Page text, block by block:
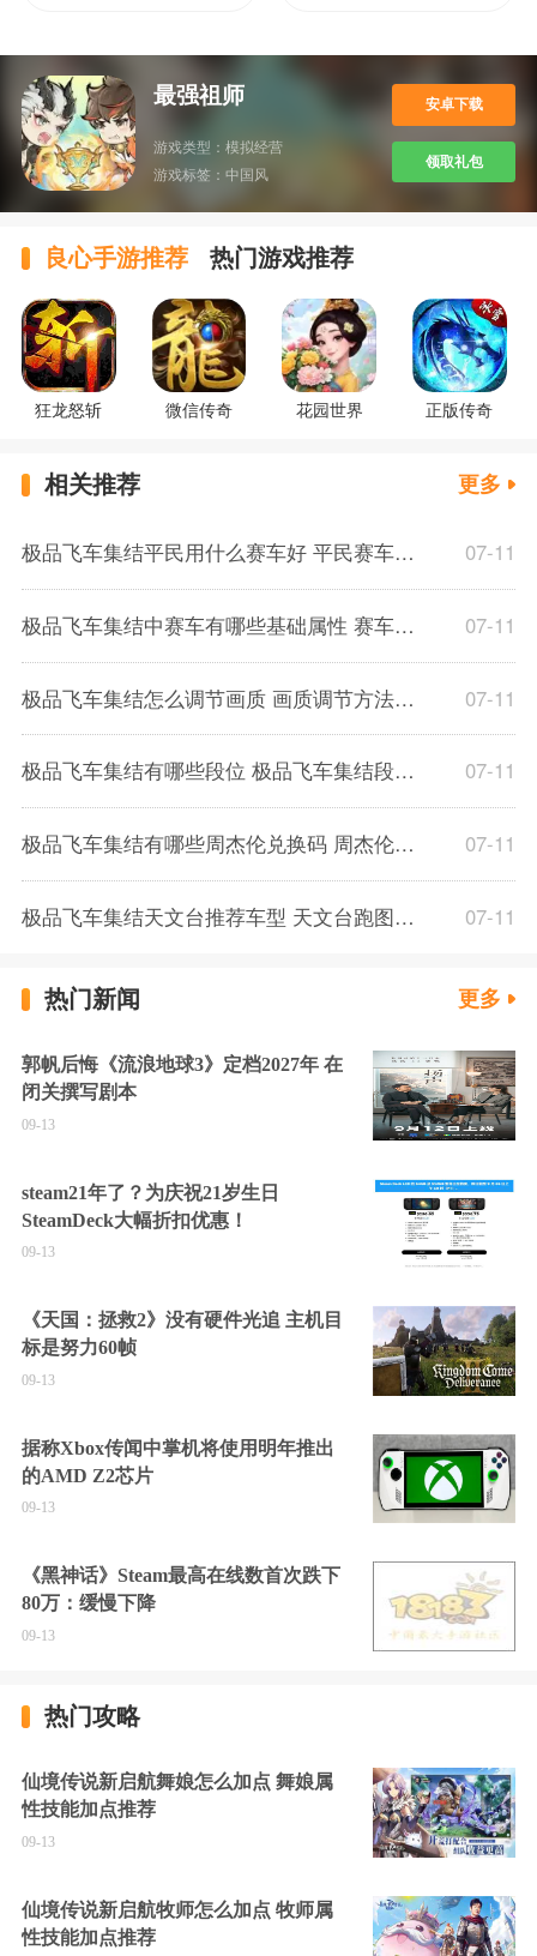
最强祖师
游戏类型： 模拟经营
游戏标签： 中国风
安卓下载
领取礼包
良心手游推荐 热门游戏推荐
狂龙怒斩 微信传奇 花园世界 正版传奇
相关推荐 更多
极品飞车集结平民用什么赛车好 平民赛车推荐 07-11
极品飞车集结中赛车有哪些基础属性 赛车基础属性介绍 07-11
极品飞车集结怎么调节画质 画质调节方法介绍 07-11
极品飞车集结有哪些段位 极品飞车集结段位一览 07-11
极品飞车集结有哪些周杰伦兑换码 周杰伦兑换码一览 07-11
极品飞车集结天文台推荐车型 天文台跑图技巧分享 07-11
热门新闻 更多
郭帆后悔《流浪地球3》定档2027年 在
闭关撰写剧本
09-13
steam21年了？为庆祝21岁生日
SteamDeck大幅折扣优惠！
09-13
《天国：拯救2》没有硬件光追 主机目
标是努力60帧
09-13
据称Xbox传闻中掌机将使用明年推出
的AMD Z2芯片
09-13
《黑神话》Steam最高在线数首次跌下
80万：缓慢下降
09-13
热门攻略
仙境传说新启航舞娘怎么加点 舞娘属
性技能加点推荐
09-13
仙境传说新启航牧师怎么加点 牧师属
性技能加点推荐